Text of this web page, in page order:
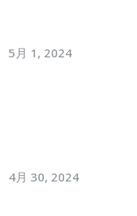
5月 1, 2024
4月 30, 2024